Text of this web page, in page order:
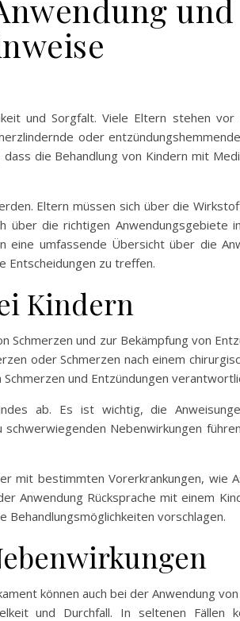
und
und Sorgfalt. Viele Eltern stehen
oder
die Behandlung von Kindern mit
Eltern müssen sich über die
die richtigen Anwendungsgebiete
umfassende Übersicht über die
Entscheidungen zu treffen.
Kindern
Schmerzen und zur Bekämpfung von
oder Schmerzen nach einem
und Entzündungen
ab. Es ist wichtig, die
Nebenwirkungen
mit bestimmten Vorerkrankungen, wie
Anwendung Rücksprache mit einem
vorschlagen.
können auch bei der Anwendung
und Durchfall. In seltenen Fällen